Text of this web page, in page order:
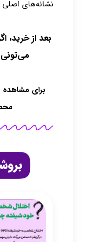
نشانه‌های
بعد از خرید،
برای مشاهده